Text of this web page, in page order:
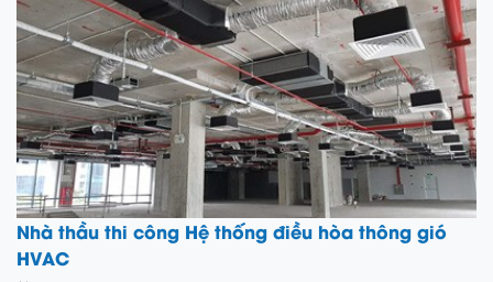
Nhà thầu thi công Hệ thống điều hòa thông gió
HVAC